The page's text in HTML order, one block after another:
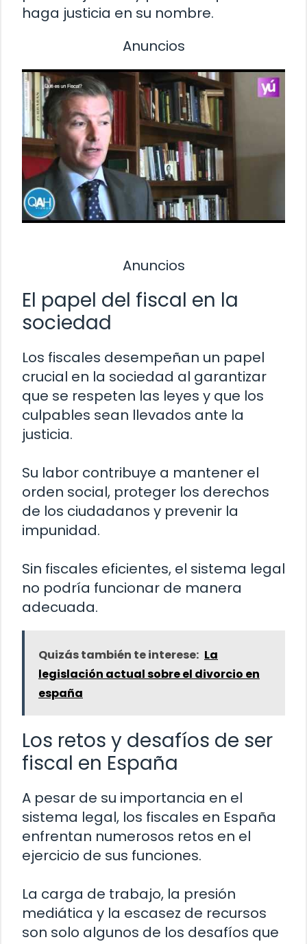
haga justicia en su nombre.
Anuncios
Anuncios
El papel del fiscal en la
sociedad
Los fiscales desempeñan un papel
crucial en la sociedad al garantizar
que se respeten las leyes y que los
culpables sean llevados ante la
justicia.
Su labor contribuye a mantener el
orden social, proteger los derechos
de los ciudadanos y prevenir la
impunidad.
Sin fiscales eficientes, el sistema legal
no podría funcionar de manera
adecuada.
Quizás también te interese: La
legislación actual sobre el divorcio en
españa
Los retos y desafíos de ser
fiscal en España
A pesar de su importancia en el
sistema legal, los fiscales en España
enfrentan numerosos retos en el
ejercicio de sus funciones.
La carga de trabajo, la presión
mediática y la escasez de recursos
son solo algunos de los desafíos que